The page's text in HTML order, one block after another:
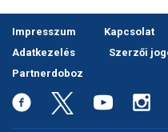
Impresszum Kapcsolat
Adatkezelés
Szerzői
Partnerdoboz